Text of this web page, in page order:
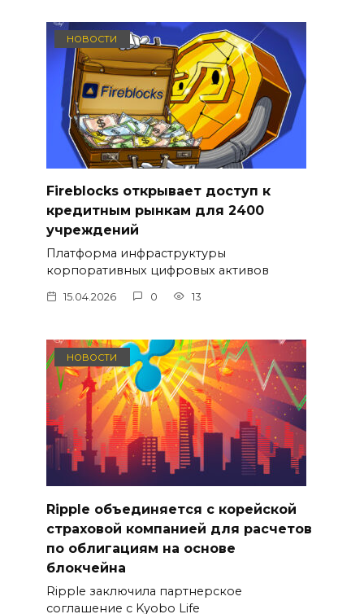
НОВОСТИ
Fireblocks открывает доступ к
кредитным рынкам для 2400
учреждений
Платформа инфраструктуры
корпоративных цифровых активов
15.04.2026 0 13
НОВОСТИ
Ripple объединяется с корейской
страховой компанией для расчетов
по облигациям на основе
блокчейна
Ripple заключила партнерское
соглашение с Kyobo Life